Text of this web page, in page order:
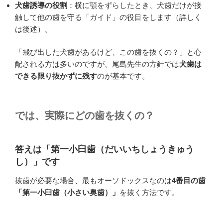
犬歯誘導の役割 ：横に顎をずらしたとき、犬歯だけが接
触して他の歯を守る「ガイド」の役目をします（詳しく
は後述）。
「飛び出した犬歯があるけど、この歯を抜くの？」と心
配される方は多いのですが、尾島先生の方針では犬歯は
できる限り抜かずに残すのが基本です。
では、実際にどの歯を抜くの？
答えは「第一小臼歯（だいいちしょうきゅう
し）」です
抜歯が必要な場合、最もオーソドックスなのは4番目の歯
「第一小臼歯（小さい奥歯）」 を抜く方法です。